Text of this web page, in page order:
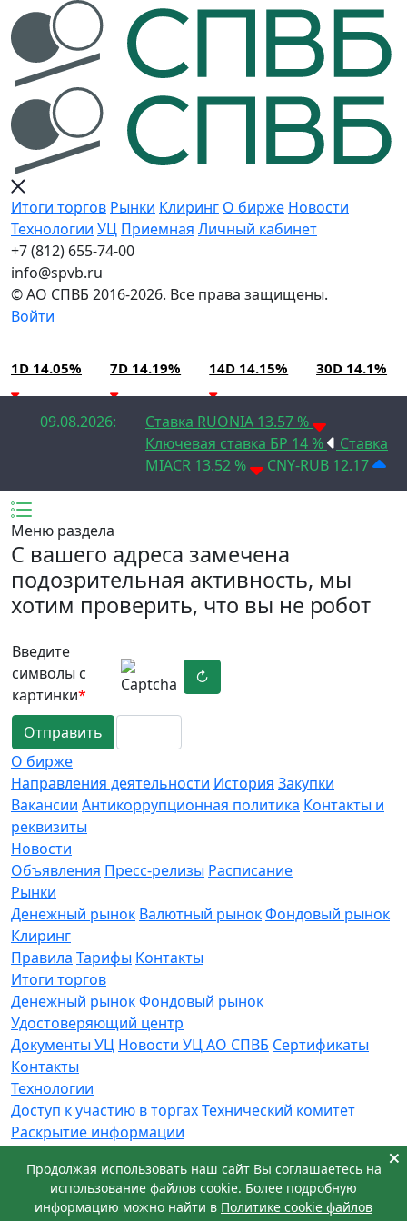
Итоги торгов Рынки Клиринг О бирже Новости
Технологии УЦ Приемная Личный кабинет
+7 (812) 655-74-00
info@spvb.ru
© АО СПВБ 2016-2026. Все права защищены.
Войти
1D 14.05%
7D 14.19% 14D 14.15% 30D 14.1%
09.08.2026:
Ставка RUONIA 13.57 %
Ключевая ставка БР 14 %
Ставка
MIACR 13.52 %
CNY-RUB 12.17
Меню раздела
C вашего адреса замечена
подозрительная активность, мы
хотим проверить, что вы не робот
Введите
символы с
картинки*
↻
Отправить
О бирже
Направления деятельности История Закупки
Вакансии Антикоррупционная политика Контакты и
реквизиты
Новости
Объявления Пресс-релизы Расписание
Рынки
Денежный рынок Валютный рынокФондовый рынок
Клиринг
Правила Тарифы Контакты
Итоги торгов
Денежный рынокФондовый рынок
Удостоверяющий центр
Документы УЦ Новости УЦ АО СПВБ Сертификаты
Контакты
Технологии
Доступ к участию в торгахТехнический комитет
Раскрытие информации
Обращения Заявка в техническую поддержку
© АО СПВБ 2016-2026. Все права защищены.
Продолжая использовать наш сайт Вы соглашаетесь на
использование файлов cookie. Более подробную
информацию можно найти в Политике cookie файлов